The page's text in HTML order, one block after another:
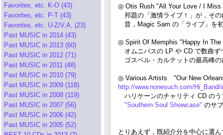
Favorites, etc. K-O (43)
Favorites, etc. P-T (43)
Favorites, etc. U-Z/V.A. (23)
Past MUSIC in 2014 (43)
Past MUSIC in 2013 (60)
Past MUSIC in 2012 (71)
Past MUSIC in 2011 (48)
Past MUSIC in 2010 (79)
Past MUSIC in 2009 (118)
Past MUSIC in 2008 (119)
Past MUSIC in 2007 (56)
Past MUSIC in 2006 (42)
Past MUSIC in 2005 (52)
◎ Otis Rush "All Your Love / I
邦題の「激情ライブ！」が，そ
昔，Magic Sam の「ライブ」を
◎ Spirit Of Memphis "Happy In
オムニバスの LP や CD で数曲ず
ゴスペル・カルテットの最高峰の
◎ Various Artists "Our New
http://www.nonesuch.com/
ハリケーンのチャリティ CD の
"Southern Soul Showcase" のサ
とりあえず，既紹介分を中心に選